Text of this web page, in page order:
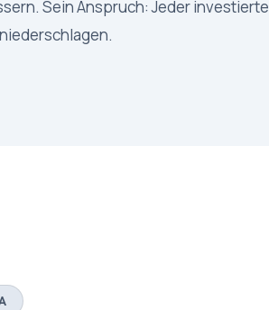
Sein Anspruch: Jeder investierte